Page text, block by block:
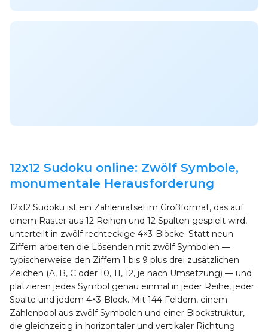
12x12 Sudoku online: Zwölf Symbole,
monumentale Herausforderung
12x12 Sudoku ist ein Zahlenrätsel im Großformat, das auf
einem Raster aus 12 Reihen und 12 Spalten gespielt wird,
unterteilt in zwölf rechteckige 4×3-Blöcke. Statt neun
Ziffern arbeiten die Lösenden mit zwölf Symbolen —
typischerweise den Ziffern 1 bis 9 plus drei zusätzlichen
Zeichen (A, B, C oder 10, 11, 12, je nach Umsetzung) — und
platzieren jedes Symbol genau einmal in jeder Reihe, jeder
Spalte und jedem 4×3-Block. Mit 144 Feldern, einem
Zahlenpool aus zwölf Symbolen und einer Blockstruktur,
die gleichzeitig in horizontaler und vertikaler Richtung